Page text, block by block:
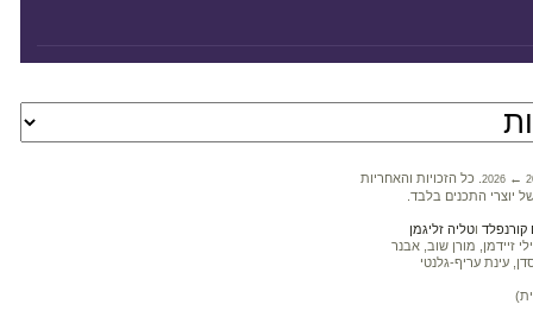
2026 ←
. כל הזכויות והאחריות
יוצרי התכנים בלבד.
וטליה זליגמן
זיידמן, מורן שוב, אבנר
עינת עריף-גלנטי